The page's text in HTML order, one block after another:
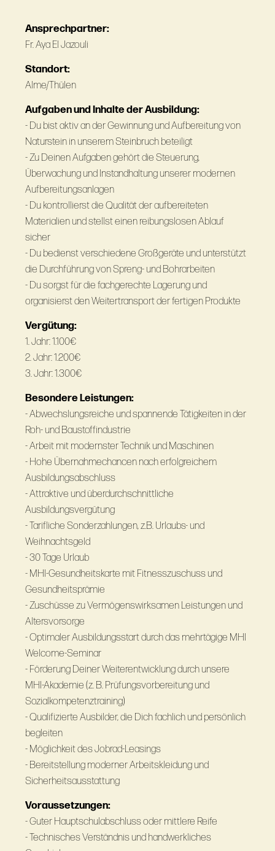
Ansprechpartner:
Fr. Aya El Jazouli
Standort:
Alme/Thülen
Aufgaben und Inhalte der Ausbildung:
- Du bist aktiv an der Gewinnung und Aufbereitung von
Naturstein in unserem Steinbruch beteiligt
- Zu Deinen Aufgaben gehört die Steuerung,
Überwachung und Instandhaltung unserer modernen
Aufbereitungsanlagen
- Du kontrollierst die Qualität der aufbereiteten
Materialien und stellst einen reibungslosen Ablauf
sicher
- Du bedienst verschiedene Großgeräte und unterstützt
die Durchführung von Spreng- und Bohrarbeiten
- Du sorgst für die fachgerechte Lagerung und
organisierst den Weitertransport der fertigen Produkte
Vergütung:
1. Jahr: 1.100€
2. Jahr: 1.200€
3. Jahr: 1.300€
Besondere Leistungen:
- Abwechslungsreiche und spannende Tätigkeiten in der
Roh- und Baustoffindustrie
- Arbeit mit modernster Technik und Maschinen
- Hohe Übernahmechancen nach erfolgreichem
Ausbildungsabschluss
- Attraktive und überdurchschnittliche
Ausbildungsvergütung
- Tarifliche Sonderzahlungen, z.B. Urlaubs- und
Weihnachtsgeld
- 30 Tage Urlaub
- MHI-Gesundheitskarte mit Fitnesszuschuss und
Gesundheitsprämie
- Zuschüsse zu Vermögenswirksamen Leistungen und
Altersvorsorge
- Optimaler Ausbildungsstart durch das mehrtägige MHI
Welcome-Seminar
- Förderung Deiner Weiterentwicklung durch unsere
MHI-Akademie (z. B. Prüfungsvorbereitung und
Sozialkompetenztraining)
- Qualifizierte Ausbilder, die Dich fachlich und persönlich
begleiten
- Möglichkeit des Jobrad-Leasings
- Bereitstellung moderner Arbeitskleidung und
Sicherheitsausstattung
Voraussetzungen:
- Guter Hauptschulabschluss oder mittlere Reife
- Technisches Verständnis und handwerkliches